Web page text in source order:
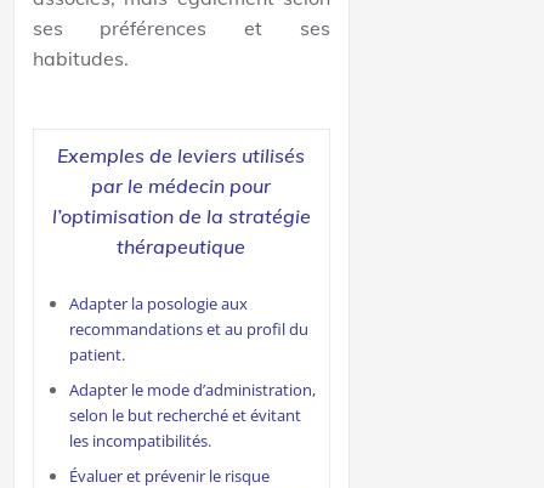
ses préférences et ses
habitudes.
Exemples de leviers utilisés
par le médecin pour
l’optimisation de la stratégie
thérapeutique
Adapter la posologie aux
recommandations et au profil du
patient.
Adapter le mode d’administration,
selon le but recherché et évitant
les incompatibilités.
Évaluer et prévenir le risque